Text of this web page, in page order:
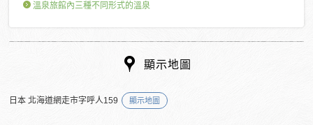
溫泉旅館內三種不同形式的溫泉
顯示地圖
日本 北海道網走市字呼人159 顯示地圖